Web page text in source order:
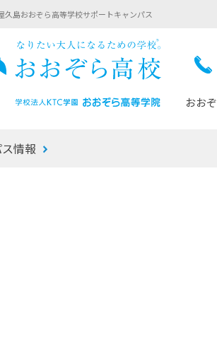
久島おおぞら高等学校サポートキャンパス
おおぞら
おお
情報